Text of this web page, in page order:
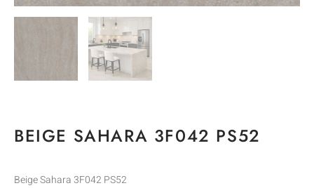
BEIGE SAHARA 3F042 PS52
Beige Sahara 3F042 PS52